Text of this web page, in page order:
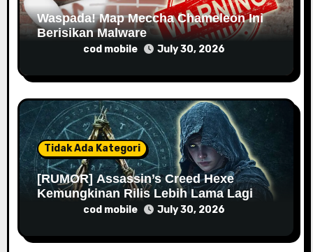
Waspada! Map Meccha Chameleon Ini
Berisikan Malware
cod mobile July 30, 2026
Tidak Ada Kategori
[RUMOR] Assassin’s Creed Hexe
Kemungkinan Rilis Lebih Lama Lagi
cod mobile July 30, 2026